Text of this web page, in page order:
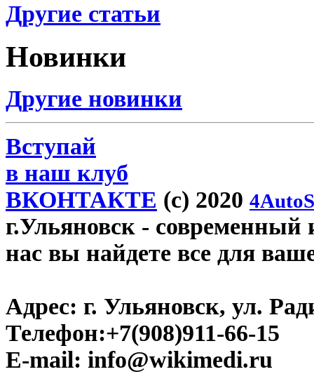
Другие статьи
Новинки
Другие новинки
Вступай
в наш клуб
ВКОНТАКТЕ (c) 2020
г.Ульяновск - современный
нас вы найдете все для
Адрес: г. Ульяновск, ул.
Телефон:+7(908)911-66-15
E-mail: info@wikimedi.ru